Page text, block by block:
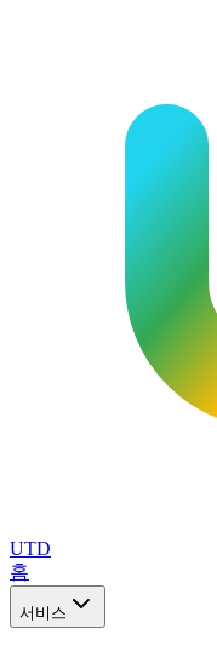
UTD
홈
서비스